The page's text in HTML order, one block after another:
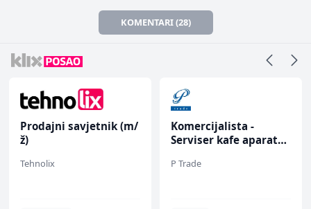
KOMENTARI (28)
Prodajni savjetnik (m/
ž)
Tehnolix
Komercijalista -
Serviser kafe aparata
P Trade